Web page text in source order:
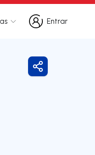
Entrar
Entrar
Partilhar